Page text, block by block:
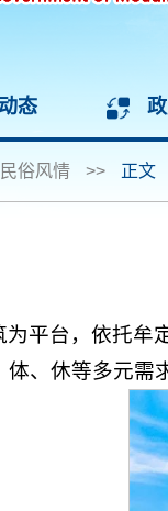
态
民俗风情 >> 正文
平台，依托牟
、休等多元需